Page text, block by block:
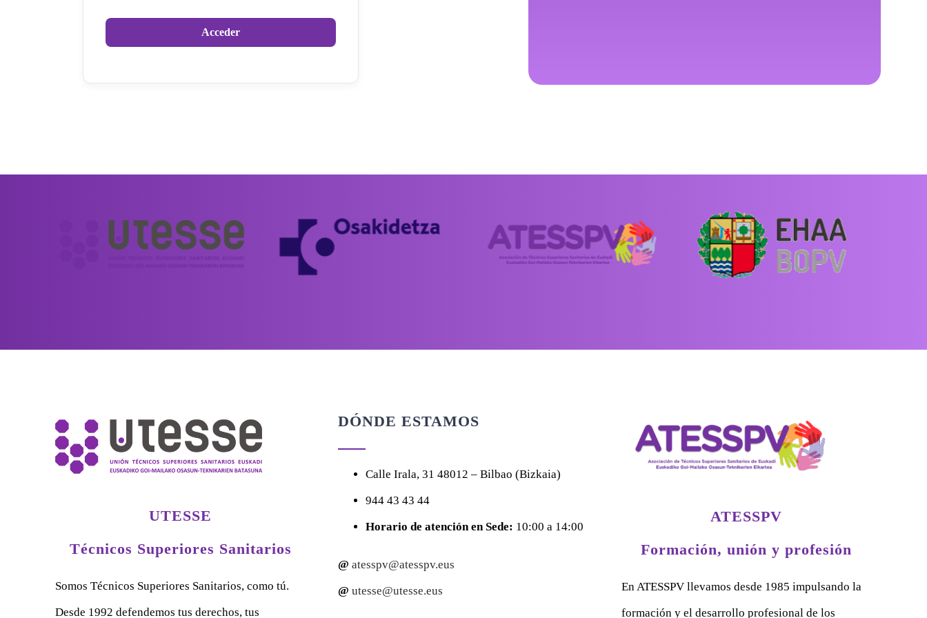
UTESSE
Técnicos Superiores Sanitarios
Somos Técnicos Superiores Sanitarios, como tú.
Desde 1992 defendemos tus derechos, tus
DÓNDE ESTAMOS
CalleIrala, 3148012 – Bilbao (Bizkaia)
944 43 43 44
Horario de atención en Sede: 10:00 a 14:00
@ atesspv@atesspv.eus
@ utesse@utesse.eus
ATESSPV
Formación, unión y profesión
En ATESSPV llevamos desde 1985 impulsando la
formación y el desarrollo profesional de los